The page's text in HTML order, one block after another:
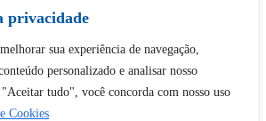
privacidade
sua experiência de navegação,
personalizado e analisar nosso
tudo", você concorda com nosso uso
Cookies
esquerda : 0
Sim Não